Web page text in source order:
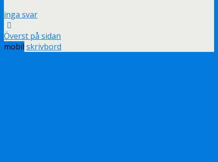
inga svar
Överst på sidan
mobil skrivbord